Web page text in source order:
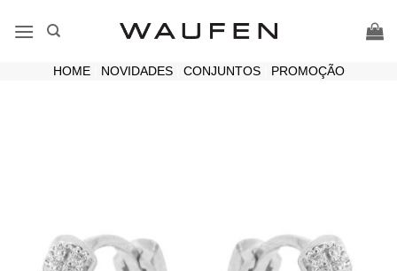
HOME| NOVIDADES| CONJUNTOS| PROMOÇÃO